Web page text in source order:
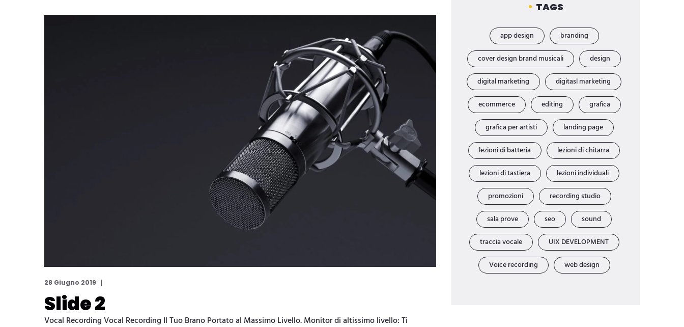
28 Giugno 2019
Slide 2
Vocal Recording Vocal Recording Il Tuo Brano Portato al Massimo Livello. Monitor di altissimo livello: Ti
TAGS
app design
branding
cover design brand musicali
design
digital marketing
digitasl marketing
ecommerce
editing
grafica
grafica per artisti
landing page
lezioni di batteria
lezioni di chitarra
lezioni di tastiera
lezioni individuali
promozioni
recording studio
sala prove
seo
sound
traccia vocale
UIX DEVELOPMENT
Voice recording
web design